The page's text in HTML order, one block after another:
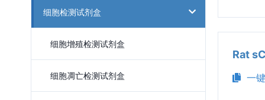
Rat
一
细胞检测试剂盒
细胞增殖检测试剂盒
细胞凋亡检测试剂盒